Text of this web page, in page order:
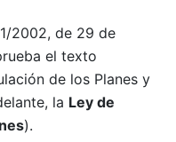
2002, de 29 de
el texto
de los Planes y
la Ley de
).